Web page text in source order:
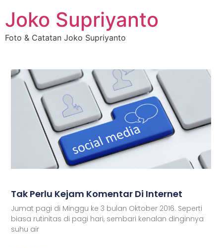
Joko Supriyanto
Foto & Catatan Joko Supriyanto
Tak Perlu Kejam Komentar Di Internet
Jumat pagi di Minggu ke 3 bulan Oktober 2016. Seperti
biasa rutinitas di pagi hari, sembari kenalan dinginnya
suhu air